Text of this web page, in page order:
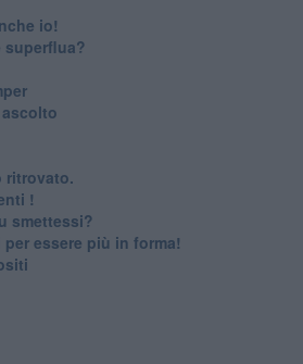
io!
superflua?
ritrovato.
!
smettessi?
essere più in forma!